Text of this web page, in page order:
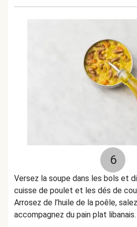
6
Versez la soupe dans les bols et
cuisse de poulet et les dés de
Arrosez de l’huile de la poêle,
accompagnez du pain plat libanais.